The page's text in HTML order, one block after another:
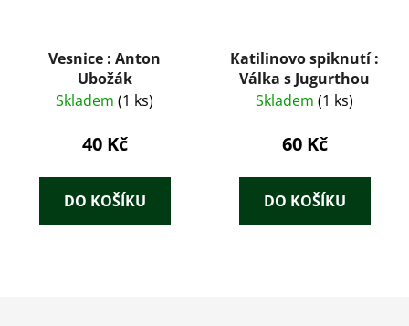
Vesnice : Anton
Ubožák
Skladem (1 ks)
40 Kč
DO KOŠÍKU
Katilinovo spiknutí :
Válka s Jugurthou
Skladem (1 ks)
60 Kč
DO KOŠÍKU